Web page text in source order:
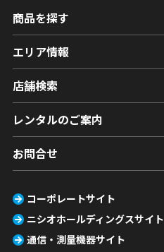
商品を探す
エリア情報
店舗検索
レンタルのご案内
お問合せ
コーポレートサイト
ニシオホールディングスサイト
通信・測量機器サイト